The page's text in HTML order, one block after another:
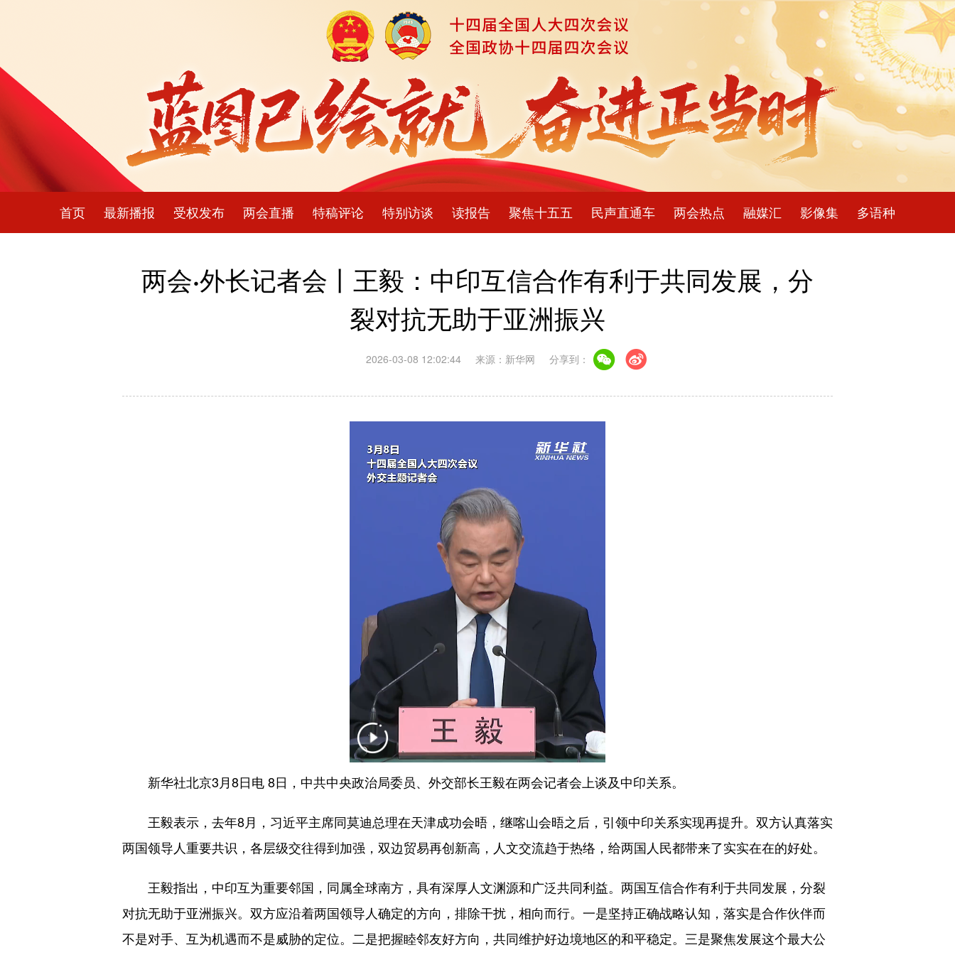
首页 最新播报 受权发布 两会直播 特稿评论 特别访谈 读报告 聚焦十五五 民声直通车 两会热点 融媒汇 影像集 多语种
两会·外长记者会丨王毅：中印互信合作有利于共同发展，分
裂对抗无助于亚洲振兴
2026-03-08 12:02:44 来源：新华网 分享到：
新华社北京3月8日电 8日，中共中央政治局委员、外交部长王毅在两会记者会上谈及中印关系。
王毅表示，去年8月，习近平主席同莫迪总理在天津成功会晤，继喀山会晤之后，引领中印关系实现再提升。双方认真落实
两国领导人重要共识，各层级交往得到加强，双边贸易再创新高，人文交流趋于热络，给两国人民都带来了实实在在的好处。
王毅指出，中印互为重要邻国，同属全球南方，具有深厚人文渊源和广泛共同利益。两国互信合作有利于共同发展，分裂
对抗无助于亚洲振兴。双方应沿着两国领导人确定的方向，排除干扰，相向而行。一是坚持正确战略认知，落实是合作伙伴而
不是对手、互为机遇而不是威胁的定位。二是把握睦邻友好方向，共同维护好边境地区的和平稳定。三是聚焦发展这个最大公